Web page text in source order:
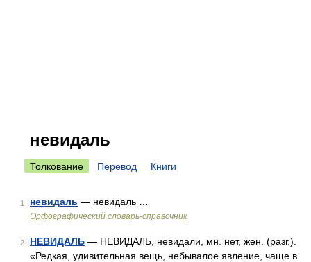
невидаль
Толкование Перевод Книги
1 невидаль — невидаль …
Орфографический словарь-справочник
2 НЕВИДАЛЬ — НЕВИДАЛЬ, невидали, мн. нет, жен. (разг.).
«Редкая, удивительная вещь, небывалое явление, чаще в